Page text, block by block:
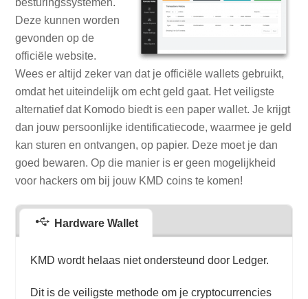
besturingssystemen.
Deze kunnen worden
gevonden op de
officiële website.
Wees er altijd zeker van dat je officiële wallets gebruikt,
omdat het uiteindelijk om echt geld gaat. Het veiligste
alternatief dat Komodo biedt is een paper wallet. Je krijgt
dan jouw persoonlijke identificatiecode, waarmee je geld
kan sturen en ontvangen, op papier. Deze moet je dan
goed bewaren. Op die manier is er geen mogelijkheid
voor hackers om bij jouw KMD coins te komen!
Hardware Wallet
KMD wordt helaas niet ondersteund door Ledger.
Dit is de veiligste methode om je cryptocurrencies